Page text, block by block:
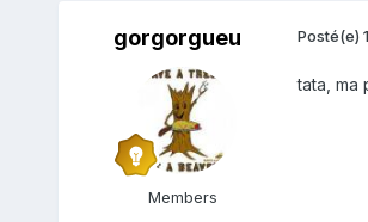
gorgorgueu
Members
Posté(e)
tata, ma